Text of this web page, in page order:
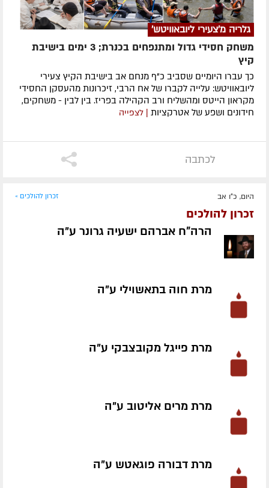
גלריה מ'צעירי ליובאוויטש'
משחק חסידי גדול ומתנפחים בכנרת; 3 ימים בישיבת
קיץ
כך עברו היומיים שסביב כ"ף מנחם אב בישיבת הקיץ צעירי
ליובאוויטש: עלייה לקברו של אח הרבי, זיכרונות מהעסקן החסידי
מקראון הייטס ומהשליח ורב הקהילה בפריז. בין לבין - משחקים,
חידונים ושפע של אטרקציות
| לצפייה
לכתבה
היום, כ"ו אב זכרון להולכים »
זכרון להולכים
הרה"ח אברהם ישעיה גרונר ע״ה
מרת חוה בתאשוילי ע״ה
מרת פייגל מקובצבקי ע״ה
מרת מרים אליטוב ע״ה
מרת דבורה פוגאטש ע״ה